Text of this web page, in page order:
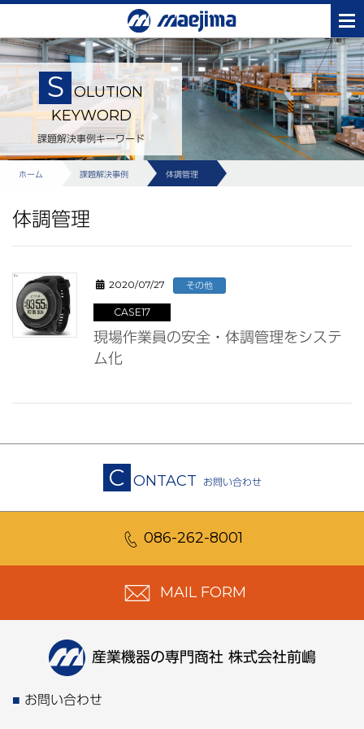
S OLUTION
KEYWORD
課題解決事例キーワード
ホーム 課題解決事例 体調管理
体調管理
2020/07/27 その他
CASE17
現場作業員の安全・体調管理をシステ
ム化
C ONTACT お問い合わせ
086-262-8001
MAIL FORM
産業機器の専門商社 株式会社前嶋
お問い合わせ